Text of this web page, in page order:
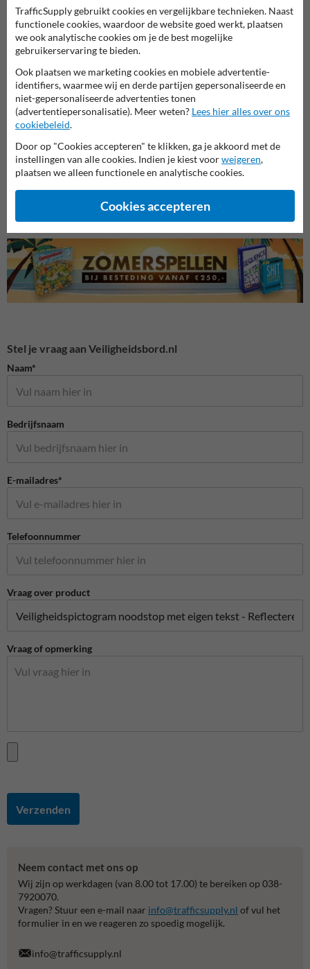
Brand pictogrammen Verbodspictogrammen
Veiligheidspictogrammen
Stel je vraag aan Veiligheidsbord.nl
Naam*
Bedrijfsnaam
E-mailadres*
Telefoonnummer
Vraag over product
Vraag of opmerking
Verzenden
Neem contact met ons op
Wij zijn op werkdagen (van 8.00 tot 17.00) te bereiken op 038-
7920070.
Vragen? Stuur een e-mail naar info@trafficsupply.nl of vul het
formulier in en we reageren zo spoedig mogelijk.
info@trafficsupply.nl
TrafficSupply gebruikt cookies en vergelijkbare technieken. Naast
functionele cookies, waardoor de website goed werkt, plaatsen
we ook analytische cookies om je de best mogelijke
gebruikerservaring te bieden.
Ook plaatsen we marketing cookies en mobiele advertentie-
identifiers, waarmee wij en derde partijen gepersonaliseerde en
niet-gepersonaliseerde advertenties tonen
(advertentiepersonalisatie). Meer weten? Lees hier alles over ons
cookiebeleid.
Door op "Cookies accepteren" te klikken, ga je akkoord met de
instellingen van alle cookies. Indien je kiest voorweigeren,
plaatsen we alleen functionele en analytische cookies.
Cookies accepteren